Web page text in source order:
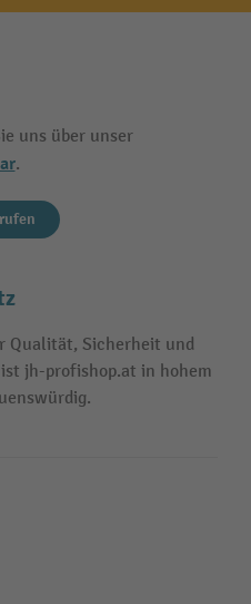
uns über unser
.
Qualität, Sicherheit und
jh-profishop.at in hohem